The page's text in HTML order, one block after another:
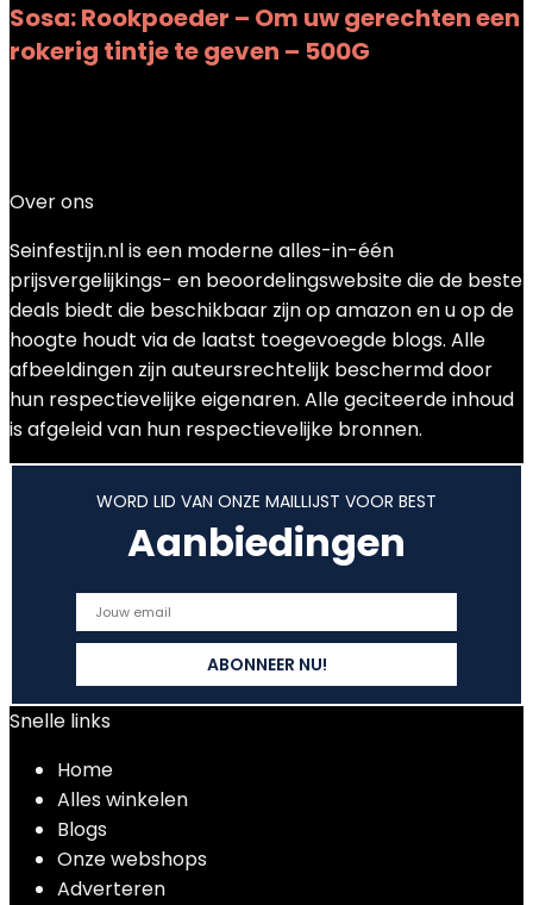
Sosa: Rookpoeder – Om uw gerechten een
rokerig tintje te geven – 500G
Over ons
Seinfestijn.nl is een moderne alles-in-één
prijsvergelijkings- en beoordelingswebsite die de beste
deals biedt die beschikbaar zijn op amazon en u op de
hoogte houdt via de laatst toegevoegde blogs. Alle
afbeeldingen zijn auteursrechtelijk beschermd door
hun respectievelijke eigenaren. Alle geciteerde inhoud
is afgeleid van hun respectievelijke bronnen.
WORD LID VAN ONZE MAILLIJST VOOR BEST
Aanbiedingen
Snelle links
Home
Alles winkelen
Blogs
Onze webshops
Adverteren